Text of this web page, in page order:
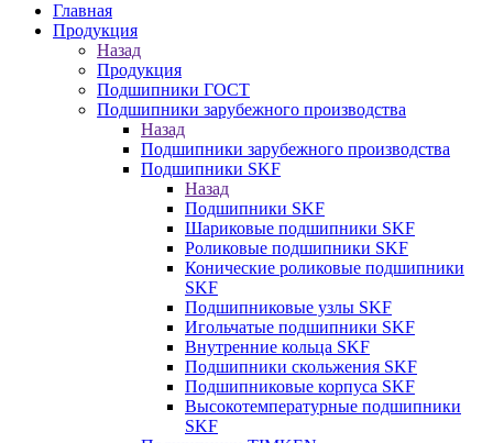
Главная
Продукция
Назад
Продукция
Подшипники ГОСТ
Подшипники зарубежного производства
Назад
Подшипники зарубежного производства
Подшипники SKF
Назад
Подшипники SKF
Шариковые подшипники SKF
Роликовые подшипники SKF
Конические роликовые подшипники
SKF
Подшипниковые узлы SKF
Игольчатые подшипники SKF
Внутренние кольца SKF
Подшипники скольжения SKF
Подшипниковые корпуса SKF
Высокотемпературные подшипники
SKF